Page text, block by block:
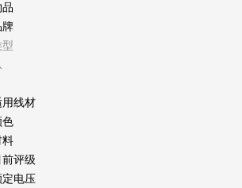
品
牌
型
用线材
色
料
前评级
定电压